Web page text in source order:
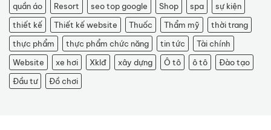
quần áo
Resort seo top google Shop spa
sự kiện
thiết kế
Thiết kế website Thuốc Thẩm mỹ
thời trang
thực phẩm
thực phẩm chức năng tin tức
Tài chính
Website
xe hơi Xklđ xây dựng Ô tô ô tô
Đào tạo
Đầu tư
Đồ chơi